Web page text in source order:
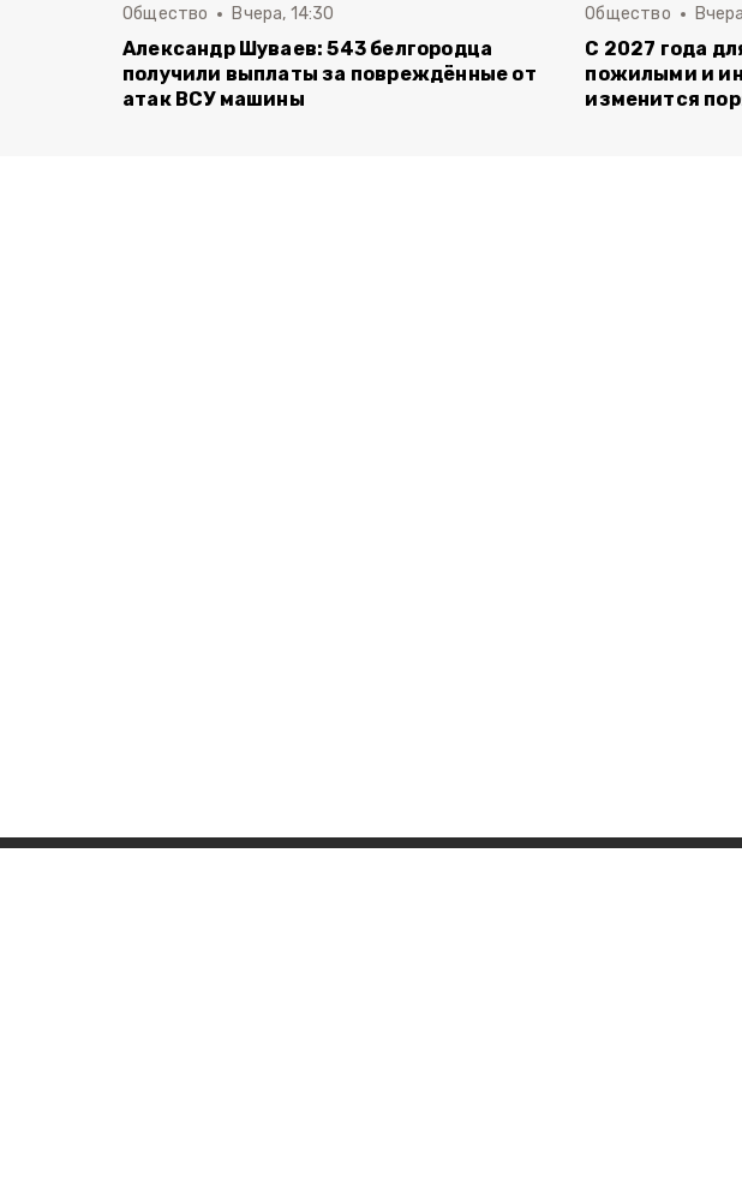
Общество Вчера, 14:30
Александр Шуваев: 543 белгородца
получили выплаты за повреждённые от
атак ВСУ машины
Общество
С 2027 года
пожилыми и
изменится